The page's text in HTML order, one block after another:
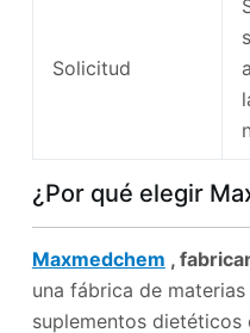
Solicitud
¿Por qué elegir
Maxmedchem ,
una fábrica de
suplementos dietéticos